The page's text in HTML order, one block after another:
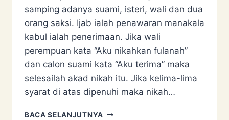
samping adanya suami, isteri, wali dan dua
orang saksi. Ijab ialah penawaran manakala
kabul ialah penerimaan. Jika wali
perempuan kata “Aku nikahkan fulanah”
dan calon suami kata “Aku terima” maka
selesailah akad nikah itu. Jika kelima-lima
syarat di atas dipenuhi maka nikah…
BACA SELANJUTNYA IJAB